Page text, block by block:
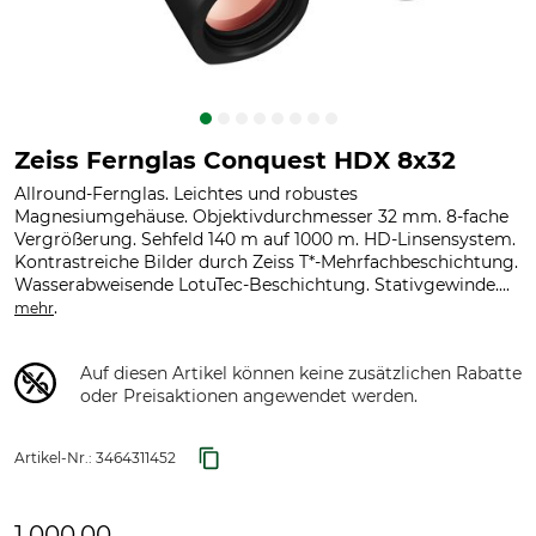
Zeiss Fernglas Conquest HDX 8x32
Allround-Fernglas. Leichtes und robustes
Magnesiumgehäuse. Objektivdurchmesser 32 mm. 8-fache
Vergrößerung. Sehfeld 140 m auf 1000 m. HD-Linsensystem.
Kontrastreiche Bilder durch Zeiss T*-Mehrfachbeschichtung.
Wasserabweisende LotuTec-Beschichtung. Stativgewinde....
mehr.
Auf diesen Artikel können keine zusätzlichen Rabatte
oder Preisaktionen angewendet werden.
Artikel-Nr.: 3464311452